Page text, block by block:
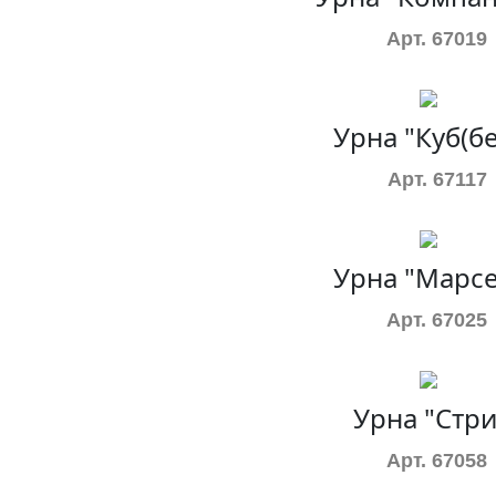
Арт. 67019
Урна
Арт. 67117
Урна
Арт. 67025
Урна
Арт. 67058